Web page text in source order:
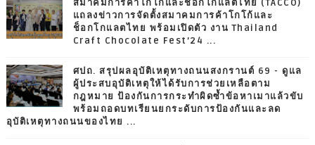
สมาคมการค้าโกโก้และช็อกโกแลตไทย (TACCO)
แถลงข่าวการจัดตั้งสมาคมการค้าโกโก้และ
ช็อกโกแลตไทย พร้อมเปิดตัว งาน Thailand
Craft Chocolate Fest’24 ...
ศปถ. สรุปผลอุบัติเหตุทางถนนสงกรานต์ 69 - ดูแล
ผู้ประสบอุบัติเหตุให้ได้รับการช่วยเหลือตาม
กฎหมาย ป้องกันการกระทำผิดซ้ำข้อหาเมาแล้วขับ
พร้อมถอดบทเรียนยกระดับการป้องกันและลด
อุบัติเหตุทางถนนของไทย ...